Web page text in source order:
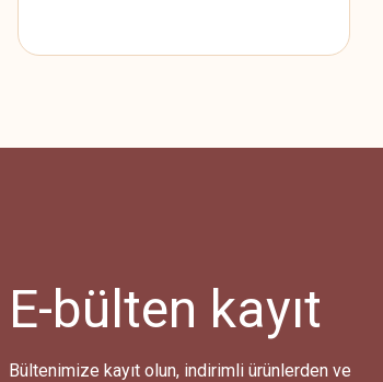
E-bülten kayıt
Bültenimize kayıt olun, indirimli ürünlerden ve